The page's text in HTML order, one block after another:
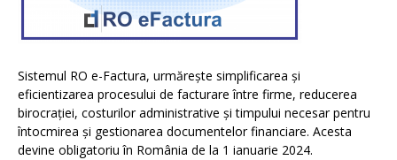
Sistemul RO e-Factura, urmărește simplificarea și
eficientizarea procesului de facturare între firme, reducerea
birocrației, costurilor administrative și timpului necesar pentru
întocmirea și gestionarea documentelor financiare. Acesta
devine obligatoriu în România de la 1 ianuarie 2024.